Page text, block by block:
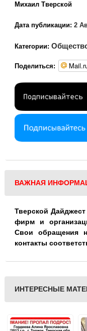
Михаил Тверской
Дата публикации: 2
Категории:
Поделиться:
ВАЖНАЯ
Тверской
фирм и
Свои обращения
контакты
ИНТЕРЕСНЫЕ